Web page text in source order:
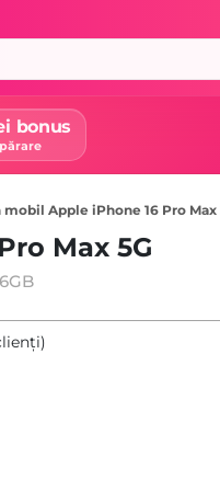
bonus
Apple iPhone 16 Pro Max
Max 5G